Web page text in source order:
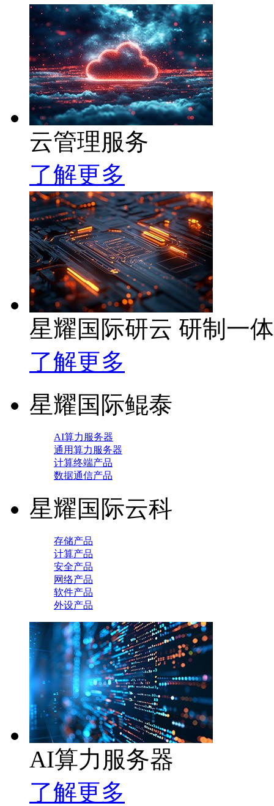
云管理服务
了解更多
星耀国际研云 研制一
了解更多
星耀国际鲲泰
AI算力服务器
通用算力服务器
计算终端产品
数据通信产品
星耀国际云科
存储产品
计算产品
安全产品
网络产品
软件产品
外设产品
AI算力服务器
了解更多